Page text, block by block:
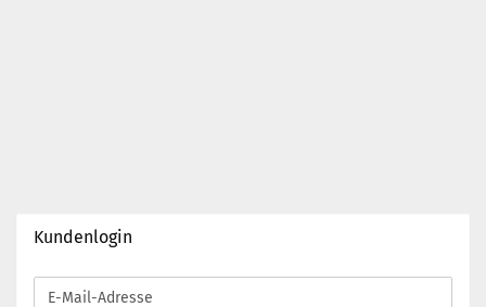
Kundenlogin
E-